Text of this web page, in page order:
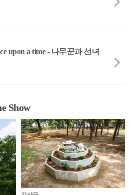
upon a time - 나무꾼과 선녀
Show